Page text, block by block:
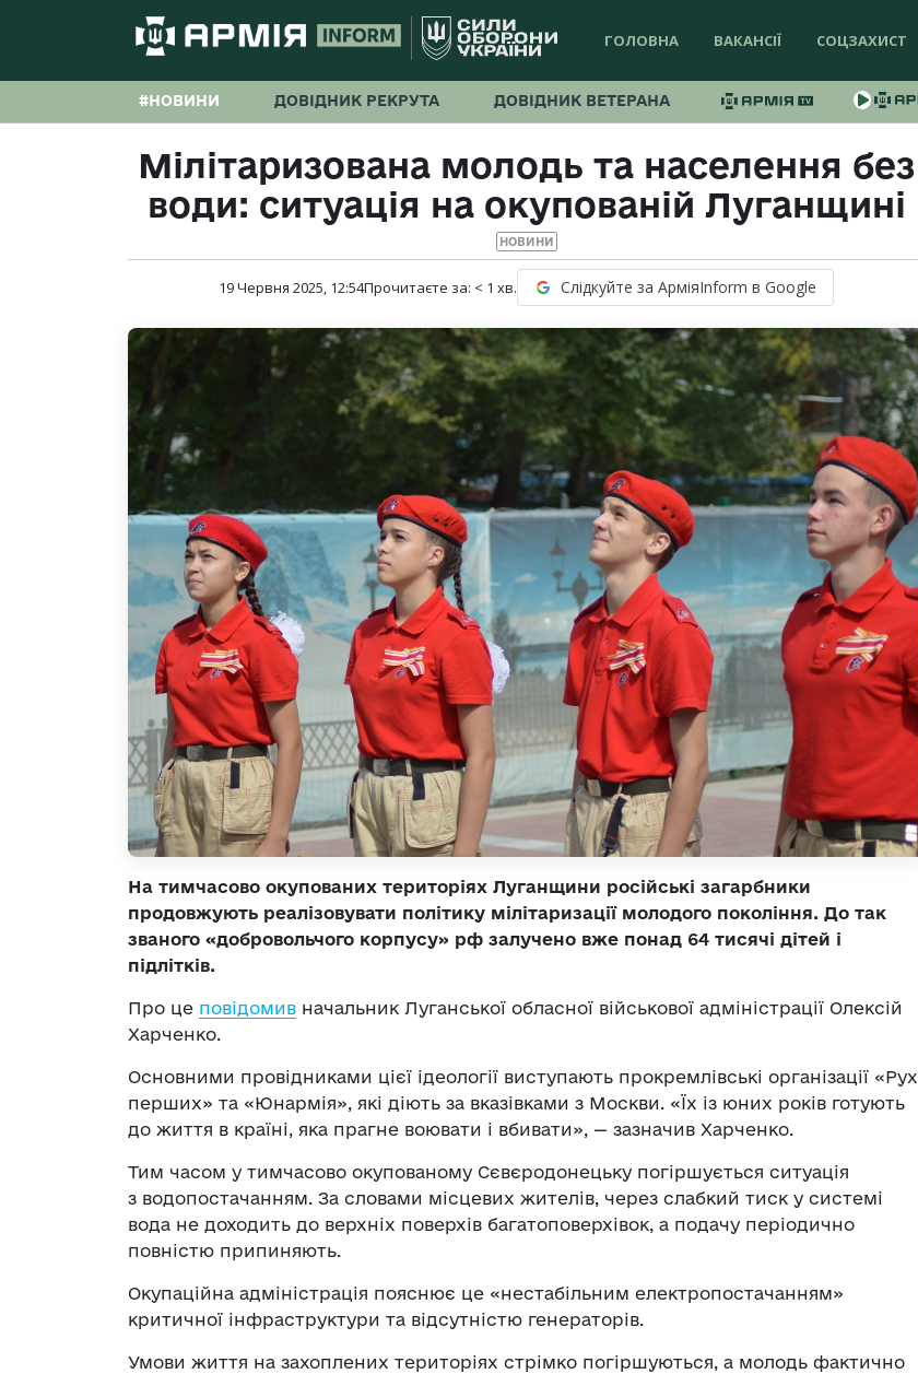
ГОЛОВНА ВАКАНСІЇ СОЦЗАХИСТ
#НОВИНИ ДОВІДНИК РЕКРУТА ДОВІДНИК ВЕТЕРАНА
Мілітаризована молодь та населення без
води: ситуація на окупованій Луганщині
НОВИНИ
19 Червня 2025, 12:54Прочитаєте за: < 1 хв. Слідкуйте за АрміяInform в Google
На тимчасово окупованих територіях Луганщини російські загарбники
продовжують реалізовувати політику мілітаризації молодого покоління. До так
званого «добровольчого корпусу» рф залучено вже понад 64 тисячі дітей і
підлітків.
Про це повідомив начальник Луганської обласної військової адміністрації Олексій
Харченко.
Основними провідниками цієї ідеології виступають прокремлівські організації «Рух
перших» та «Юнармія», які діють за вказівками з Москви. «Їх із юних років готують
до життя в країні, яка прагне воювати і вбивати», — зазначив Харченко.
Тим часом у тимчасово окупованому Сєвєродонецьку погіршується ситуація
з водопостачанням. За словами місцевих жителів, через слабкий тиск у системі
вода не доходить до верхніх поверхів багатоповерхівок, а подачу періодично
повністю припиняють.
Окупаційна адміністрація пояснює це «нестабільним електропостачанням»
критичної інфраструктури та відсутністю генераторів.
Умови життя на захоплених територіях стрімко погіршуються, а молодь фактично